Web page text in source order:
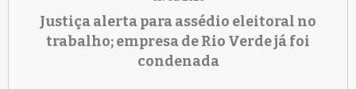
Justiça alerta para assédio eleitoral no
trabalho; empresa de Rio Verde já foi
condenada